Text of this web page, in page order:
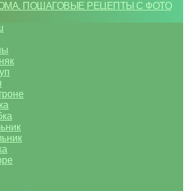
ПОШАГОВЫЕ РЕЦЕПТЫ С ФОТО